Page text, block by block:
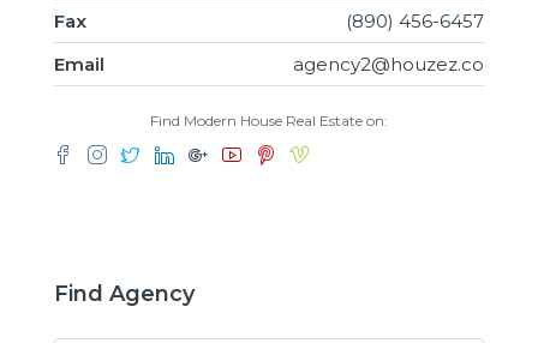
Fax
(890) 456-6457
Email
agency2@houzez.co
Find Modern House Real Estate on:
Find Agency